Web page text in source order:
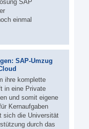
SAP
einmal
SAP-Umzug
ihre komplette
in eine Private
und somit eigene
Kernaufgaben
sich die Universität
durch das